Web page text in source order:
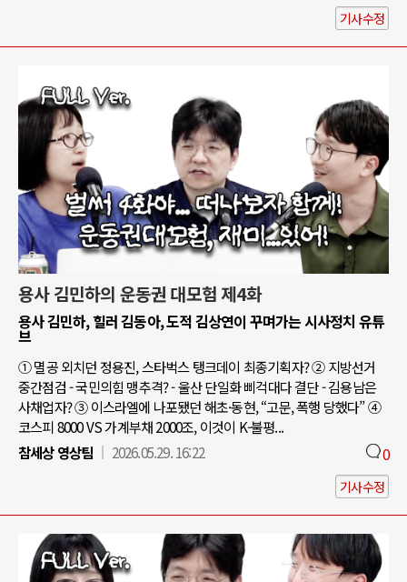
기사수정
용사 김민하의 운동권 대모험 제4화
용사 김민하, 힐러 김동아, 도적 김상연이 꾸며가는 시사정치 유튜
브
① 멸공 외치던 정용진, 스타벅스 탱크데이 최종기획자? ② 지방선거
중간점검 - 국민의힘 맹추격? - 울산 단일화 삐걱대다 결단 - 김용남은
사채업자? ③ 이스라엘에 나포됐던 해초·동현, “고문, 폭행 당했다” ④
코스피 8000 VS 가계부채 2000조, 이것이 K-불평...
참세상 영상팀
2026.05.29. 16:22 0
기사수정